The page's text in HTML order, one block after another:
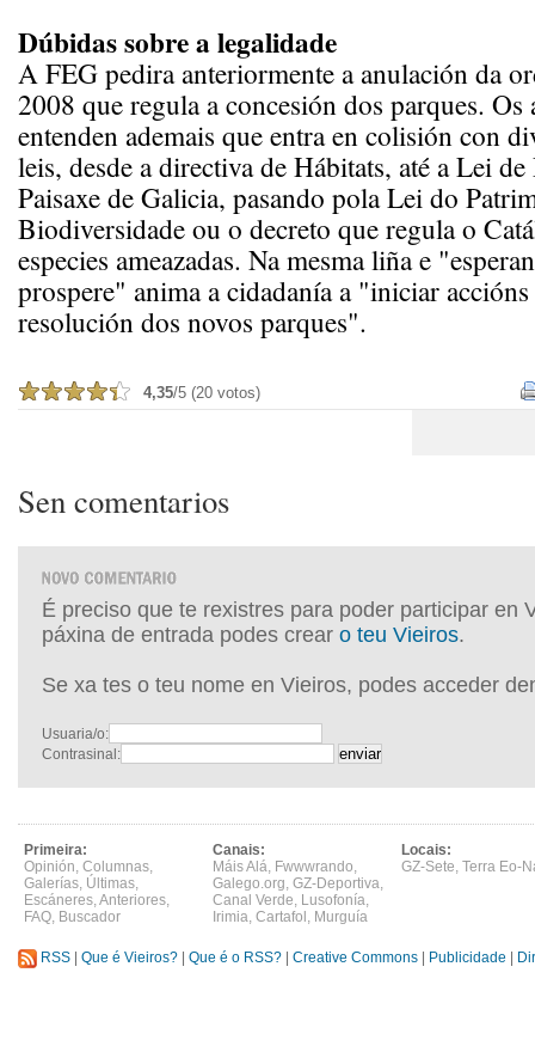
Dúbidas sobre a legalidade
A FEG pedira anteriormente a anulación da
2008 que regula a concesión dos parques. Os
entenden ademais que entra en colisión con
leis, desde a directiva de Hábitats, até a Lei
Paisaxe de Galicia, pasando pola Lei do
Biodiversidade ou o decreto que regula o
especies ameazadas. Na mesma liña e
prospere" anima a cidadanía a "iniciar
resolución dos novos parques".
4,35/5 (20 votos)
Sen comentarios
É preciso que te rexistres para poder participar en
páxina de entrada podes crear o teu Vieiros.
Se xa tes o teu nome en Vieiros, podes acceder
Usuaria/o:
Contrasinal:
Primeira:
Opinión, Columnas,
Galerías, Últimas,
Escáneres,Anteriores,
FAQ, Buscador
Canais:
Máis Alá, Fwwwrando,
Galego.org, GZ-Deportiva,
Canal Verde, Lusofonía,
Irimia, Cartafol , Murguía
Locais:
GZ-Sete, Terra Eo-
RSS Que é Vieiros? Que é o RSS? Creative Commons Publicidade